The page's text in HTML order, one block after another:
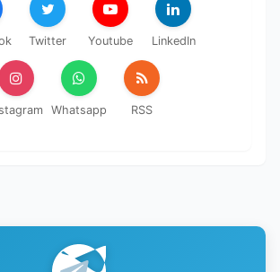
Twitter Youtube LinkedIn
Whatsapp RSS